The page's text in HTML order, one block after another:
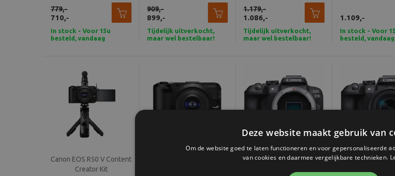
710,-
779,-
In stock - Voor 15u
besteld, vandaag
899,-
909,-
Tijdelijk uitverkocht,
maar wel bestelbaar!
1.086,-
1.179,-
Tijdelijk uitverkocht,
maar wel bestelbaar!
1.109,-
In stock - Voor
besteld, vandaag
Canon EOS R50 V Content
Creator Kit
Canon EOS R10 body
Canon EOS R10 +
Deze website maakt gebruik van
Om de website goed te laten functioneren en voor gepersonaliseerde
van cookies en daarmee vergelijkbare technieken.